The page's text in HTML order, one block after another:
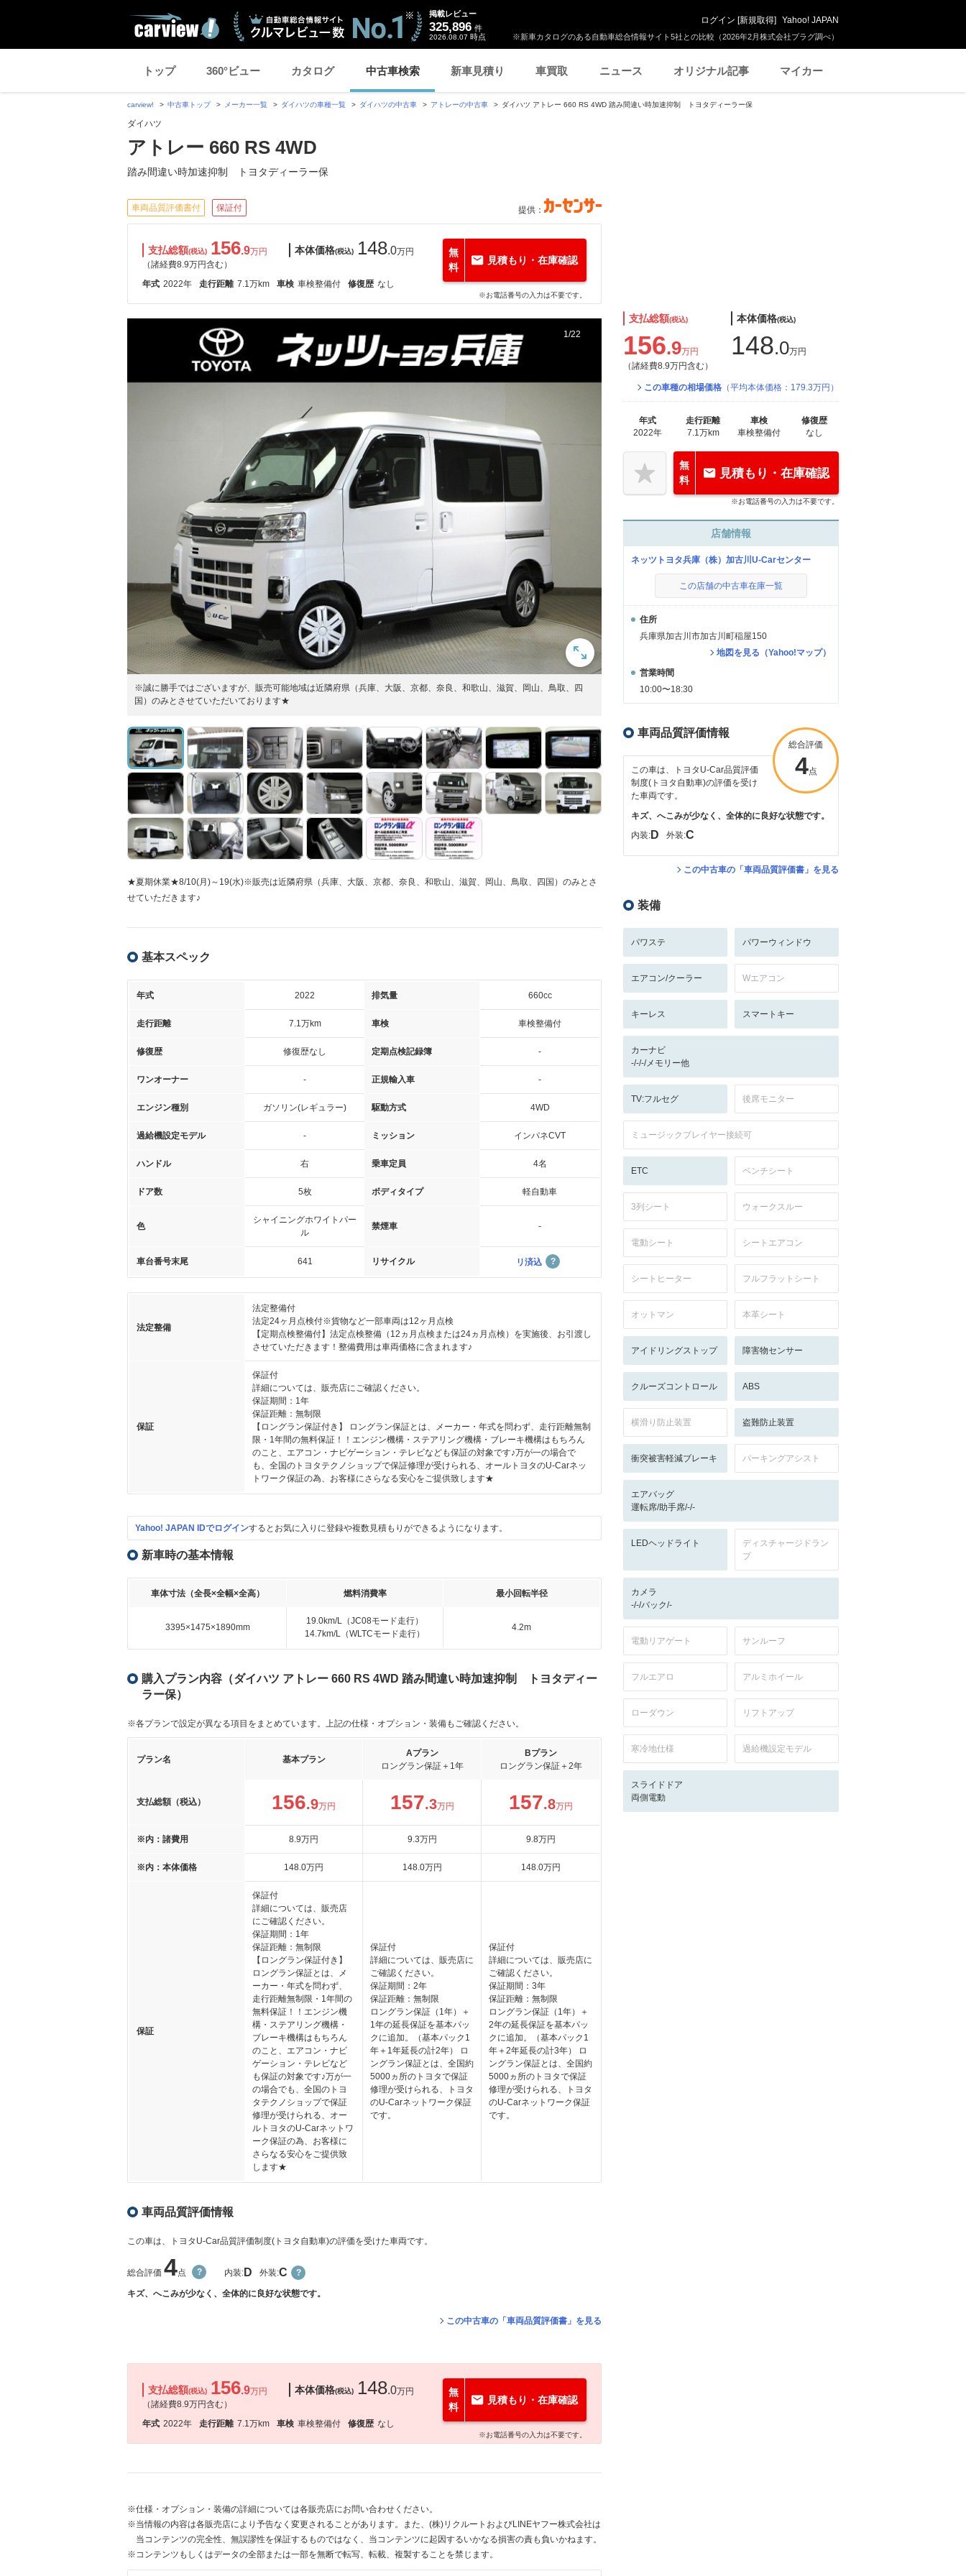
※新車カタログのある自動車総合情報サイト5社との比較（2026年2月株式会社プラグ調べ）
掲載レビュー
325,896 件
2026.08.07 時点
ログイン [新規取得] Yahoo! JAPAN
トップ 360°ビュー カタログ 中古車検索 新車見積り 車買取 ニュース オリジナル記事 マイカー
carview! 中古車トップ メーカー一覧 ダイハツの車種一覧 ダイハツの中古車 アトレーの中古車 ダイハツ アトレー 660 RS 4WD 踏み間違い時加速抑制 トヨタディーラー保
ダイハツ
アトレー 660 RS 4WD
踏み間違い時加速抑制 トヨタディーラー保
車両品質評価書付 保証付 提供：
支払総額(税込) 156.9万円
（諸経費8.9万円含む）
本体価格(税込) 148.0万円
年式 2022年 走行距離 7.1万km 車検 車検整備付 修復歴 なし
無
料
見積もり・在庫確認
※お電話番号の入力は不要です。
1/22
※誠に勝手ではございますが、販売可能地域は近隣府県（兵庫、大阪、京都、奈良、和歌山、滋賀、岡山、鳥取、四
国）のみとさせていただいております★
★夏期休業★8/10(月)～19(水)※販売は近隣府県（兵庫、大阪、京都、奈良、和歌山、滋賀、岡山、鳥取、四国）のみとさ
せていただきます♪
基本スペック
年式 2022 排気量 660cc
走行距離 7.1万km 車検 車検整備付
修復歴 修復歴なし 定期点検記録簿 -
ワンオーナー - 正規輸入車 -
エンジン種別 ガソリン(レギュラー) 駆動方式 4WD
過給機設定モデル - ミッション インパネCVT
ハンドル 右 乗車定員 4名
ドア数 5枚 ボディタイプ 軽自動車
色
シャイニングホワイトパー
ル
禁煙車 -
車台番号末尾 641 リサイクル リ済込
法定整備
法定整備付
法定24ヶ月点検付※貨物など一部車両は12ヶ月点検
【定期点検整備付】法定点検整備（12ヵ月点検または24ヵ月点検）を実施後、お引渡し
させていただきます！整備費用は車両価格に含まれます♪
保証
保証付
詳細については、販売店にご確認ください。
保証期間：1年
保証距離：無制限
【ロングラン保証付き】 ロングラン保証とは、メーカー・年式を問わず、走行距離無制
限・1年間の無料保証！！エンジン機構・ステアリング機構・ブレーキ機構はもちろん
のこと、エアコン・ナビゲーション・テレビなども保証の対象です♪万が一の場合で
も、全国のトヨタテクノショップで保証修理が受けられる、オールトヨタのU-Carネッ
トワーク保証の為、お客様にさらなる安心をご提供致します★
Yahoo! JAPAN IDでログインするとお気に入りに登録や複数見積もりができるようになります。
新車時の基本情報
車体寸法（全長×全幅×全高） 燃料消費率 最小回転半径
3395×1475×1890mm
19.0km/L（JC08モード走行）
14.7km/L（WLTCモード走行）
4.2m
購入プラン内容（ダイハツ アトレー 660 RS 4WD 踏み間違い時加速抑制 トヨタディー
ラー保）
※各プランで設定が異なる項目をまとめています。上記の仕様・オプション・装備もご確認ください。
プラン名 基本プラン
Aプラン
ロングラン保証＋1年
Bプラン
ロングラン保証＋2年
支払総額（税込） 156.9万円 157.3万円 157.8万円
※内：諸費用 8.9万円 9.3万円 9.8万円
※内：本体価格 148.0万円 148.0万円 148.0万円
保証
保証付
詳細については、販売店
にご確認ください。
保証期間：1年
保証距離：無制限
【ロングラン保証付き】
ロングラン保証とは、メ
ーカー・年式を問わず、
走行距離無制限・1年間の
無料保証！！エンジン機
構・ステアリング機構・
ブレーキ機構はもちろん
のこと、エアコン・ナビ
ゲーション・テレビなど
も保証の対象です♪万が一
の場合でも、全国のトヨ
タテクノショップで保証
修理が受けられる、オー
ルトヨタのU-Carネットワ
ーク保証の為、お客様に
さらなる安心をご提供致
します★
保証付
詳細については、販売店に
ご確認ください。
保証期間：2年
保証距離：無制限
ロングラン保証（1年）＋
1年の延長保証を基本パッ
クに追加。（基本パック1
年＋1年延長の計2年） ロ
ングラン保証とは、全国約
5000ヵ所のトヨタで保証
修理が受けられる、トヨタ
のU-Carネットワーク保証
です。
保証付
詳細については、販売店に
ご確認ください。
保証期間：3年
保証距離：無制限
ロングラン保証（1年）＋
2年の延長保証を基本パッ
クに追加。（基本パック1
年＋2年延長の計3年） ロ
ングラン保証とは、全国約
5000ヵ所のトヨタで保証
修理が受けられる、トヨタ
のU-Carネットワーク保証
です。
車両品質評価情報
この車は、トヨタU-Car品質評価制度(トヨタ自動車)の評価を受けた車両です。
総合評価 4点 内装: D 外装:C
キズ、へこみが少なく、全体的に良好な状態です。
この中古車の「車両品質評価書」を見る
支払総額(税込) 156.9万円
（諸経費8.9万円含む）
本体価格(税込) 148.0万円
年式 2022年 走行距離 7.1万km 車検 車検整備付 修復歴 なし
無
料
見積もり・在庫確認
※お電話番号の入力は不要です。
※仕様・オプション・装備の詳細については各販売店にお問い合わせください。
※当情報の内容は各販売店により予告なく変更されることがあります。また、(株)リクルートおよびLINEヤフー株式会社は
当コンテンツの完全性、無誤謬性を保証するものではなく、当コンテンツに起因するいかなる損害の責も負いかねます。
※コンテンツもしくはデータの全部または一部を無断で転写、転載、複製することを禁じます。
支払総額(税込)
156.9万円
（諸経費8.9万円含む）
本体価格(税込)
148.0万円
この車種の相場価格 （平均本体価格：179.3万円）
年式
2022年
走行距離
7.1万km
車検
車検整備付
修復歴
なし
無
料
見積もり・在庫確認
※お電話番号の入力は不要です。
店舗情報
ネッツトヨタ兵庫（株）加古川U-Carセンター
この店舗の中古車在庫一覧
住所
兵庫県加古川市加古川町稲屋150
地図を見る（Yahoo!マップ）
営業時間
10:00〜18:30
車両品質評価情報
総合評価
4点
この車は、トヨタU-Car品質評価
制度(トヨタ自動車)の評価を受け
た車両です。
キズ、へこみが少なく、全体的に良好な状態です。
内装: D 外装:C
この中古車の「車両品質評価書」を見る
装備
パワステ パワーウィンドウ
エアコン/クーラー Wエアコン
キーレス スマートキー
カーナビ
-/-/-/メモリー他
TV:フルセグ 後席モニター
ミュージックプレイヤー接続可
ETC ベンチシート
3列シート ウォークスルー
電動シート シートエアコン
シートヒーター フルフラットシート
オットマン 本革シート
アイドリングストップ 障害物センサー
クルーズコントロール ABS
横滑り防止装置 盗難防止装置
衝突被害軽減ブレーキ パーキングアシスト
エアバッグ
運転席/助手席/-/-
LEDヘッドライト
ディスチャージドラン
プ
カメラ
-/-/バック/-
電動リアゲート サンルーフ
フルエアロ アルミホイール
ローダウン リフトアップ
寒冷地仕様 過給機設定モデル
スライドドア
両側電動